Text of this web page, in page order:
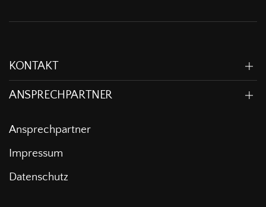
KONTAKT
ANSPRECHPARTNER
Ansprechpartner
Impressum
Datenschutz